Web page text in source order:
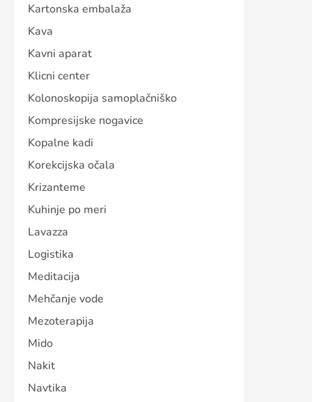
Kartonska embalaža
Kava
Kavni aparat
Klicni center
Kolonoskopija samoplačniško
Kompresijske nogavice
Kopalne kadi
Korekcijska očala
Krizanteme
Kuhinje po meri
Lavazza
Logistika
Meditacija
Mehčanje vode
Mezoterapija
Mido
Nakit
Navtika